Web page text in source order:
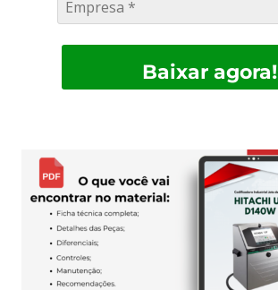
Baixar agora!